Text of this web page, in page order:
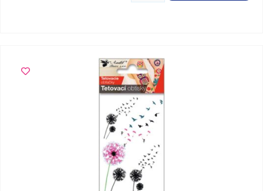
nutný trvalý dozor dospělé osoby. Uvedená cena je za 1
balení.